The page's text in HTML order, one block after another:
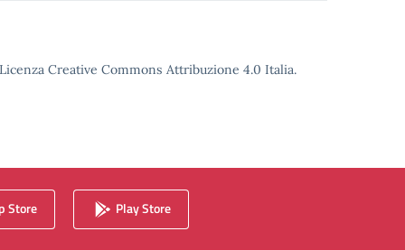
Creative Commons Attribuzione 4.0 Italia.
Store Play Store